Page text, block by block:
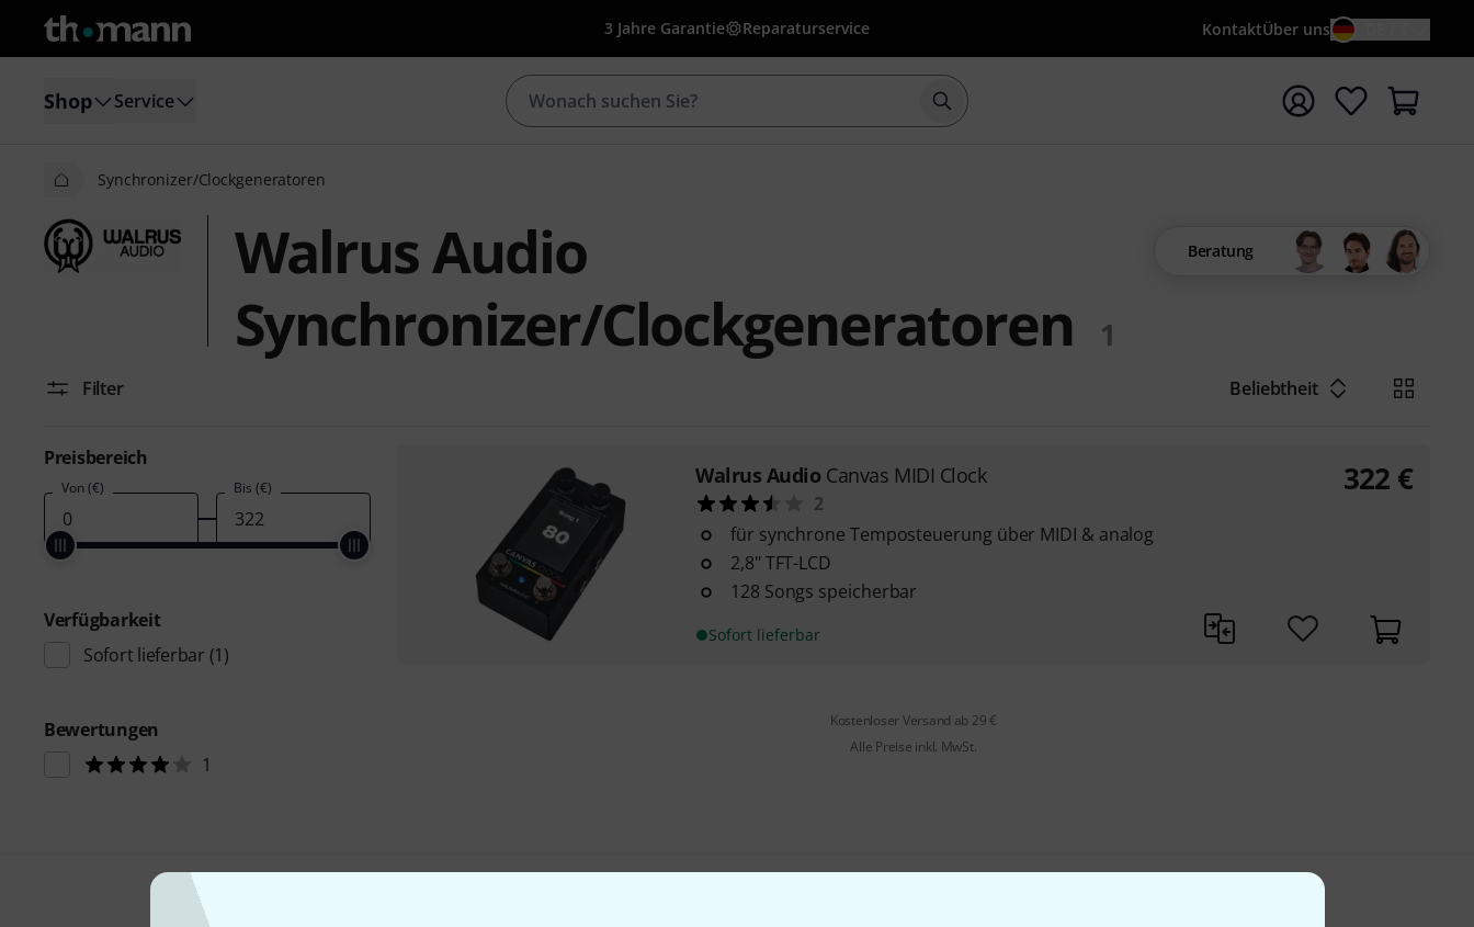
3 Jahre Garantie Reparaturservice KontaktÜber uns
Shop Service Suche mit Suchwort {searchTerm} starten
Synchronizer/Clockgeneratoren
Walrus Audio
Synchronizer/Clockgeneratoren
1
Beratung
Filter Beliebtheit
Preisbereich
Von (€) Bis (€)
Verfügbarkeit
Sofort lieferbar (1)
Bewertungen
1
Walrus Audio Canvas MIDI Clock
2
für synchrone Temposteuerung über MIDI & analog
2,8" TFT-LCD
128 Songs speicherbar
Sofort lieferbar
322 €
Kostenloser Versand ab 29 €
Alle Preise inkl. MwSt.